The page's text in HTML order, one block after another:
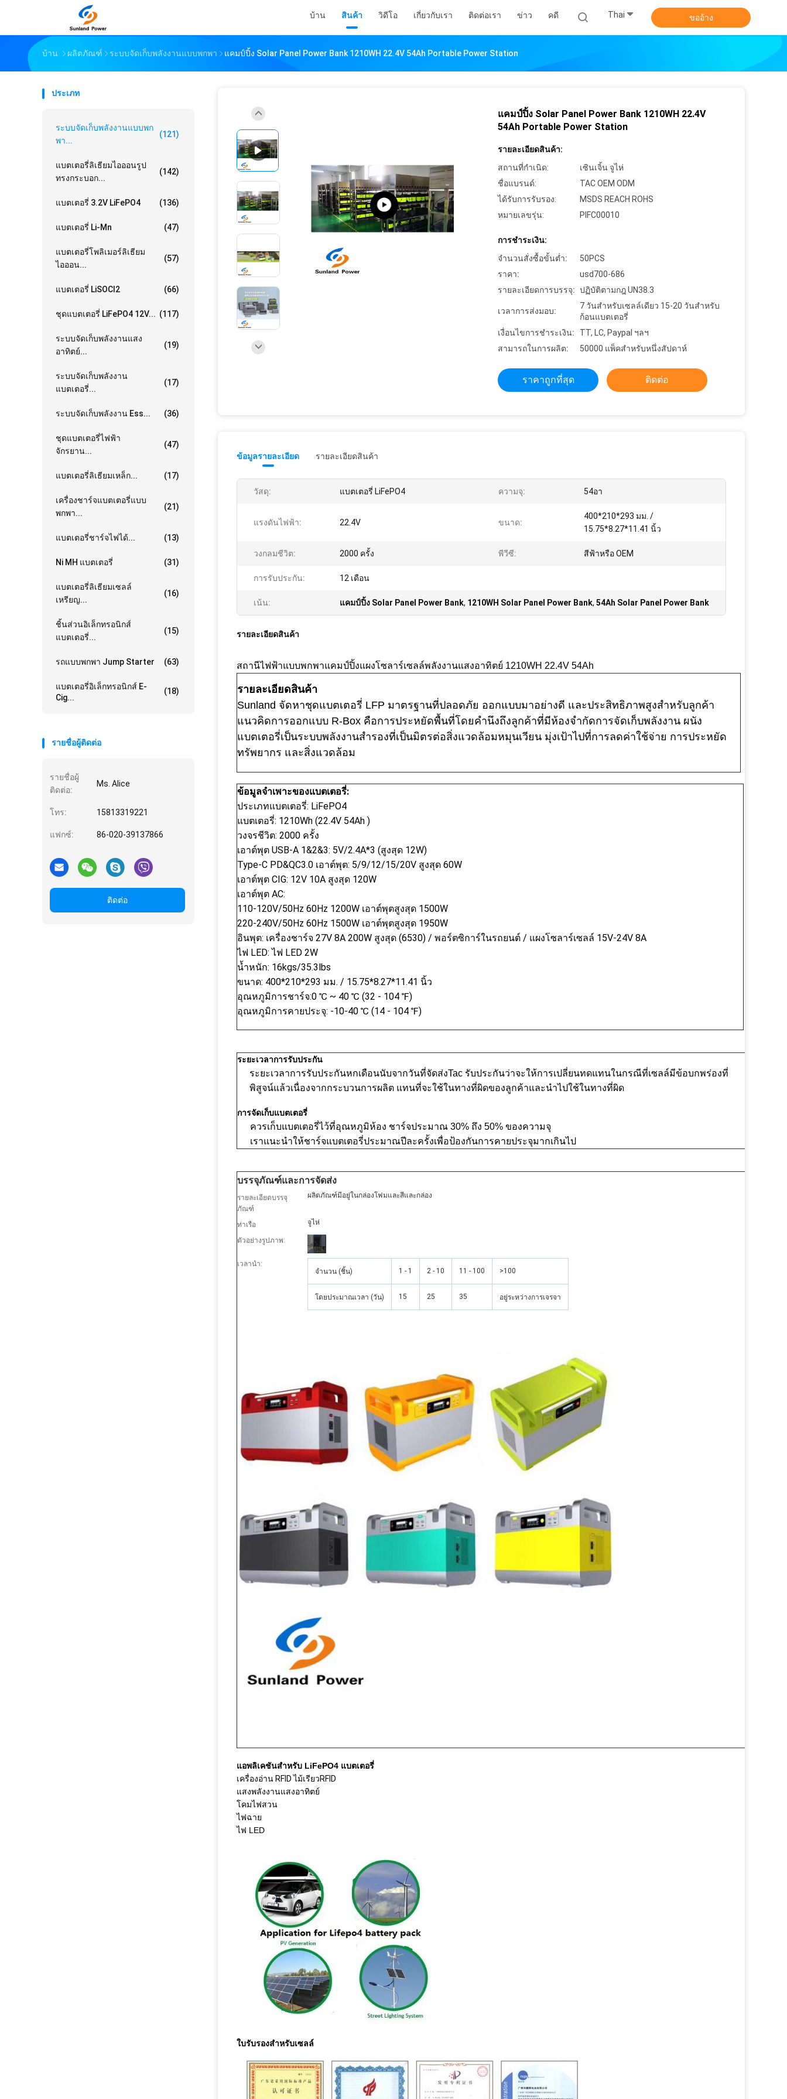
บ้าน สินค้า วิดีโอ เกี่ยวกับเรา ติดต่อเรา ข่าว คดี Thai ขออ้าง
บ้าน ผลิตภัณฑ์ ระบบจัดเก็บพลังงานแบบพกพา แคมป์ปิ้ง Solar Panel Power Bank 1210WH 22.4V 54Ah Portable Power Station
ประเภท
ระบบจัดเก็บพลังงานแบบพก
พา...
(121)
แบตเตอรี่ลิเธียมไอออนรูป
ทรงกระบอก...
(142)
แบตเตอรี่ 3.2V LiFePO4 (136)
แบตเตอรี่ Li-Mn (47)
แบตเตอรี่โพลิเมอร์ลิเธียม
ไอออน...
(57)
แบตเตอรี่ LiSOCl2 (66)
ชุดแบตเตอรี่ LiFePO4 12V... (117)
ระบบจัดเก็บพลังงานแสง
อาทิตย์...
(19)
ระบบจัดเก็บพลังงาน
แบตเตอรี่...
(17)
ระบบจัดเก็บพลังงาน Ess... (36)
ชุดแบตเตอรี่ไฟฟ้า
จักรยาน...
(47)
แบตเตอรี่ลิเธียมเหล็ก... (17)
เครื่องชาร์จแบตเตอรี่แบบ
พกพา...
(21)
แบตเตอรี่ชาร์จไฟได้... (13)
Ni MH แบตเตอรี่ (31)
แบตเตอรี่ลิเธียมเซลล์
เหรียญ...
(16)
ชิ้นส่วนอิเล็กทรอนิกส์
แบตเตอรี่...
(15)
รถแบบพกพา Jump Starter (63)
แบตเตอรี่อิเล็กทรอนิกส์ E-
Cig...
(18)
รายชื่อผู้ติดต่อ
รายชื่อผู้
ติดต่อ:
Ms. Alice
โทร: 15813319221
แฟกซ์: 86-020-39137866
ติดต่อ
แคมป์ปิ้ง Solar Panel Power Bank 1210WH 22.4V
54Ah Portable Power Station
รายละเอียดสินค้า:
สถานที่กำเนิด:
เซินเจิ้น จูไห่
ชื่อแบรนด์:
TAC OEM ODM
ได้รับการรับรอง:
MSDS REACH ROHS
หมายเลขรุ่น:
PIFC00010
การชำระเงิน:
จำนวนสั่งซื้อขั้นต่ำ:
50PCS
ราคา:
usd700-686
รายละเอียดการบรรจุ: ปฏิบัติตามกฎ UN38.3
เวลาการส่งมอบ:
7 วันสำหรับเซลล์เดียว 15-20 วันสำหรับ
ก้อนแบตเตอรี่
เงื่อนไขการชำระเงิน:
TT, LC, Paypal ฯลฯ
สามารถในการผลิต:
50000 แพ็คสำหรับหนึ่งสัปดาห์
ราคาถูกที่สุด ติดต่อ
ข้อมูลรายละเอียด รายละเอียดสินค้า
วัสดุ: แบตเตอรี่ LiFePO4 ความจุ: 54อา
แรงดันไฟฟ้า: 22.4V ขนาด:
400*210*293 มม. /
15.75*8.27*11.41 นิ้ว
วงกลมชีวิต: 2000 ครั้ง พีวีซี: สีฟ้าหรือ OEM
การรับประกัน: 12 เดือน
เน้น: แคมป์ปิ้ง Solar Panel Power Bank, 1210WH Solar Panel Power Bank, 54Ah Solar Panel Power Bank
รายละเอียดสินค้า
สถานีไฟฟ้าแบบพกพาแคมป์ปิ้งแผงโซลาร์เซลล์พลังงานแสงอาทิตย์ 1210WH 22.4V 54Ah
รายละเอียดสินค้า
Sunland จัดหาชุดแบตเตอรี่ LFP มาตรฐานที่ปลอดภัย ออกแบบมาอย่างดี และประสิทธิภาพสูงสำหรับลูกค้า
แนวคิดการออกแบบ R-Box คือการประหยัดพื้นที่โดยคำนึงถึงลูกค้าที่มีห้องจำกัดการจัดเก็บพลังงาน ผนัง
แบตเตอรี่เป็นระบบพลังงานสำรองที่เป็นมิตรต่อสิ่งแวดล้อมหมุนเวียน มุ่งเป้าไปที่การลดค่าใช้จ่าย การประหยัด
ทรัพยากร และสิ่งแวดล้อม
ข้อมูลจำเพาะของแบตเตอรี่:
ประเภทแบตเตอรี่: LiFePO4
แบตเตอรี่: 1210Wh (22.4V 54Ah )
วงจรชีวิต: 2000 ครั้ง
เอาต์พุต USB-A 1&2&3: 5V/2.4A*3 (สูงสุด 12W)
Type-C PD&QC3.0 เอาต์พุต: 5/9/12/15/20V สูงสุด 60W
เอาต์พุต CIG: 12V 10A สูงสุด 120W
เอาต์พุต AC:
110-120V/50Hz 60Hz 1200W เอาต์พุตสูงสุด 1500W
220-240V/50Hz 60Hz 1500W เอาต์พุตสูงสุด 1950W
อินพุต: เครื่องชาร์จ 27V 8A 200W สูงสุด (6530) / พอร์ตซิการ์ในรถยนต์ / แผงโซลาร์เซลล์ 15V-24V 8A
ไฟ LED: ไฟ LED 2W
น้ำหนัก: 16kgs/35.3lbs
ขนาด: 400*210*293 มม. / 15.75*8.27*11.41 นิ้ว
อุณหภูมิการชาร์จ:0 ℃ ~ 40 ℃ (32 - 104 ℉)
อุณหภูมิการคายประจุ: -10-40 ℃ (14 - 104 ℉)
ระยะเวลาการรับประกัน
ระยะเวลาการรับประกันหกเดือนนับจากวันที่จัดส่งTac รับประกันว่าจะให้การเปลี่ยนทดแทนในกรณีที่เซลล์มีข้อบกพร่องที่
พิสูจน์แล้วเนื่องจากกระบวนการผลิต แทนที่จะใช้ในทางที่ผิดของลูกค้าและนำไปใช้ในทางที่ผิด
การจัดเก็บแบตเตอรี่
ควรเก็บแบตเตอรี่ไว้ที่อุณหภูมิห้อง ชาร์จประมาณ 30% ถึง 50% ของความจุ
เราแนะนำให้ชาร์จแบตเตอรี่ประมาณปีละครั้งเพื่อป้องกันการคายประจุมากเกินไป
บรรจุภัณฑ์และการจัดส่ง
รายละเอียดบรรจุ
ภัณฑ์
ผลิตภัณฑ์มีอยู่ในกล่องโฟมและสีและกล่อง
ท่าเรือ จูไห่
ตัวอย่างรูปภาพ:
เวลานำ:
จำนวน (ชิ้น)
1 - 1 2 - 10 11 - 100 >100
โดยประมาณเวลา (วัน) 15 25 35 อยู่ระหว่างการเจรจา
แอพลิเคชันสำหรับ LiFePO4 แบตเตอรี่
เครื่องอ่าน RFID ไม้เรียวRFID
แสงพลังงานแสงอาทิตย์
โคมไฟสวน
ไฟฉาย
ไฟ LED
ใบรับรองสำหรับเซลล์